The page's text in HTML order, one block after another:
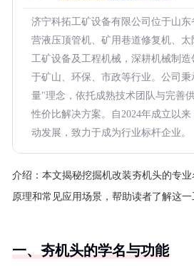
济宁科拓工矿设备有限公司位于山
营液压顶管机、矿用巷道修复机、
工矿设备及工程机械，深耕机械制造
于矿山、环保、市政等行业。公司
量"理念，依托成熟技术团队与完善
性价比解决方案。自2024年成立以
动发展，致力于成为行业标杆企业。
介绍： 本文揭秘挖掘机改装夯机头的专
原理和常见应用场景，帮助读者了解这一
一、夯机头的学名与功能